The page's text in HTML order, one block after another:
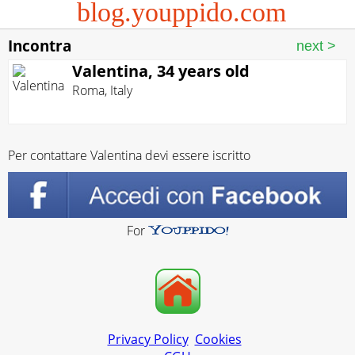
blog.youppido.com
Incontra
Valentina, 34 years old
Roma, Italy
Per contattare Valentina devi essere iscritto
For
Privacy Policy Cookies